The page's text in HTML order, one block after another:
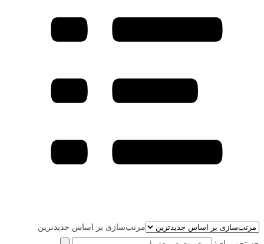
مرتب‌سازی بر اساس جدیدترین